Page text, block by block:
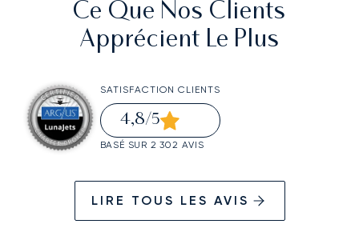
Ce Que Nos Clients
Apprécient Le Plus
SATISFACTION CLIENTS
4,8/5
BASÉ SUR 2 302 AVIS
LIRE TOUS LES AVIS